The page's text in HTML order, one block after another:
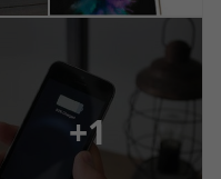
+1